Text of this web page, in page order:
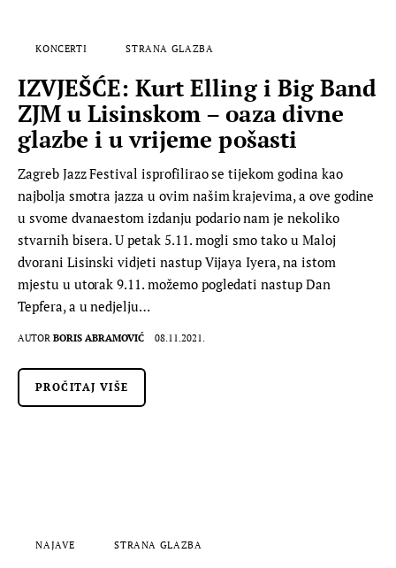
KONCERTI STRANA GLAZBA
IZVJEŠĆE: Kurt Elling i Big Band
ZJM u Lisinskom – oaza divne
glazbe i u vrijeme pošasti
Zagreb Jazz Festival isprofilirao se tijekom godina kao
najbolja smotra jazza u ovim našim krajevima, a ove godine
u svome dvanaestom izdanju podario nam je nekoliko
stvarnih bisera. U petak 5.11. mogli smo tako u Maloj
dvorani Lisinski vidjeti nastup Vijaya Iyera, na istom
mjestu u utorak 9.11. možemo pogledati nastup Dan
Tepfera, a u nedjelju…
AUTOR BORIS ABRAMOVIĆ 08.11.2021.
PROČITAJ VIŠE
NAJAVE STRANA GLAZBA